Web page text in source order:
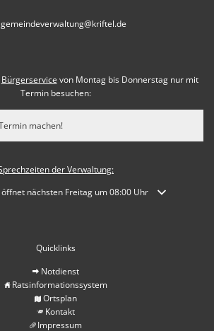
gemeindeverwaltung@kriftel.de
Bürgerservice von Montag bis Donnerstag nur mit
Termin besuchen:
machen!
der Verwaltung:
Öffnungs- oder Schließzeiten auszublenden
öffnet nächsten Freitag um 08:00 Uhr
Quicklinks
Notdienst
Ratsinformationssystem
Ortsplan
Kontakt
Impressum